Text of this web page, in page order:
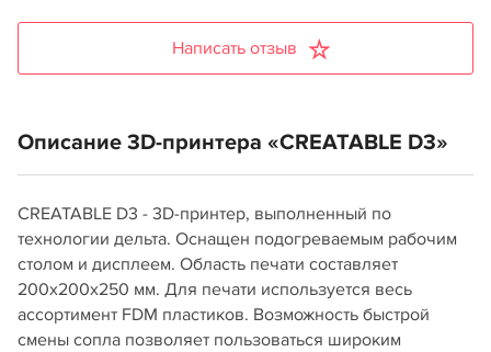
Написать отзыв
Описание 3D-принтера «CREATABLE D3»
CREATABLE D3 - 3D-принтер, выполненный по
технологии дельта. Оснащен подогреваемым рабочим
столом и дисплеем. Область печати составляет
200x200x250 мм. Для печати используется весь
ассортимент FDM пластиков. Возможность быстрой
смены сопла позволяет пользоваться широким